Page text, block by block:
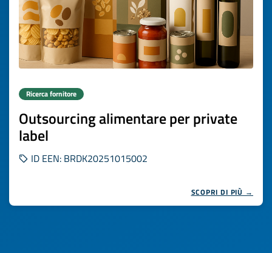
Ricerca fornitore
Outsourcing alimentare per private
label
ID EEN: BRDK20251015002
SCOPRI DI PIÙ →